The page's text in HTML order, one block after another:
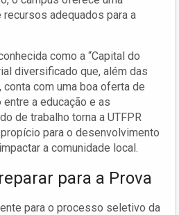
adequados para a
como a “Capital do
diversificado que, além das
com uma boa oferta de
a educação e as
de trabalho torna a UTFPR
para o desenvolvimento
a comunidade local.
para a Prova
para o processo seletivo da